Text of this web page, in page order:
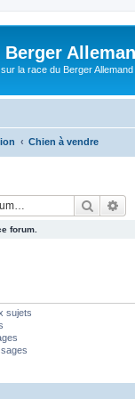
Berger
la race du Berger Allemand
Chien à vendre
forum.
sujets